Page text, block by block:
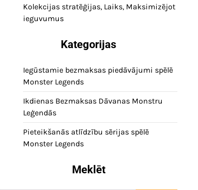
Kolekcijas stratēģijas, Laiks, Maksimizējot
ieguvumus
Kategorijas
Iegūstamie bezmaksas piedāvājumi spēlē
Monster Legends
Ikdienas Bezmaksas Dāvanas Monstru
Leģendās
Pieteikšanās atlīdzību sērijas spēlē
Monster Legends
Meklēt